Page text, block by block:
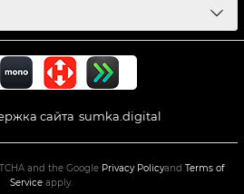
сайта sumka.digital
and the Google Privacy Policyand Terms of
Serviceapply.